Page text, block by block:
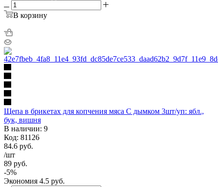
В корзину
Щепа в брикетах для копчения мяса С дымком 3шт/уп: ябл.,
бук, вишня
В наличии: 9
Код: 81126
84.6 руб.
/шт
89 руб.
-5%
Экономия 4.5 руб.